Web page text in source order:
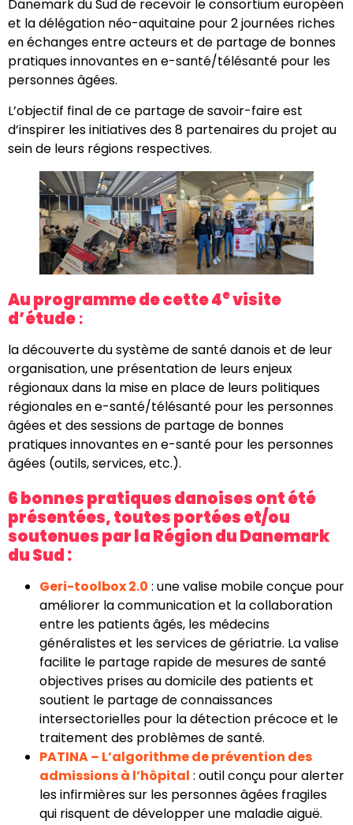
Danemark du Sud de recevoir le consortium européen
et la délégation néo-aquitaine pour 2 journées riches
en échanges entre acteurs et de partage de bonnes
pratiques innovantes en e-santé/télésanté pour les
personnes âgées.
L’objectif final de ce partage de savoir-faire est
d’inspirer les initiatives des 8 partenaires du projet au
sein de leurs régions respectives.
Au programme de cette 4evisite
d’étude:
la découverte du système de santé danois et de leur
organisation, une présentation de leurs enjeux
régionaux dans la mise en place de leurs politiques
régionales en e-santé/télésanté pour les personnes
âgées et des sessions de partage de bonnes
pratiques innovantes en e-santé pour les personnes
âgées (outils, services, etc.).
6 bonnes pratiques danoises ont été
présentées, toutes portées et/ou
soutenues par la Région du Danemark
du Sud :
Geri-toolbox 2.0 : une valise mobile conçue pour
améliorer la communication et la collaboration
entre les patients âgés, les médecins
généralistes et les services de gériatrie. La valise
facilite le partage rapide de mesures de santé
objectives prises au domicile des patients et
soutient le partage de connaissances
intersectorielles pour la détection précoce et le
traitement des problèmes de santé.
PATINA – L’algorithme de prévention des
admissions à l’hôpital : outil conçu pour alerter
les infirmières sur les personnes âgées fragiles
qui risquent de développer une maladie aiguë.